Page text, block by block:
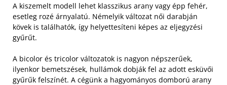
A kiszemelt modell lehet klasszikus arany vagy épp fehér,
esetleg rozé árnyalatú. Némelyik változat női darabján
kövek is találhatók, így helyettesíteni képes az eljegyzési
gyűrűt.
A bicolor és tricolor változatok is nagyon népszerűek,
ilyenkor bemetszések, hullámok dobják fel az adott esküvői
gyűrűk felszínét. A cégünk a hagyományos domború arany